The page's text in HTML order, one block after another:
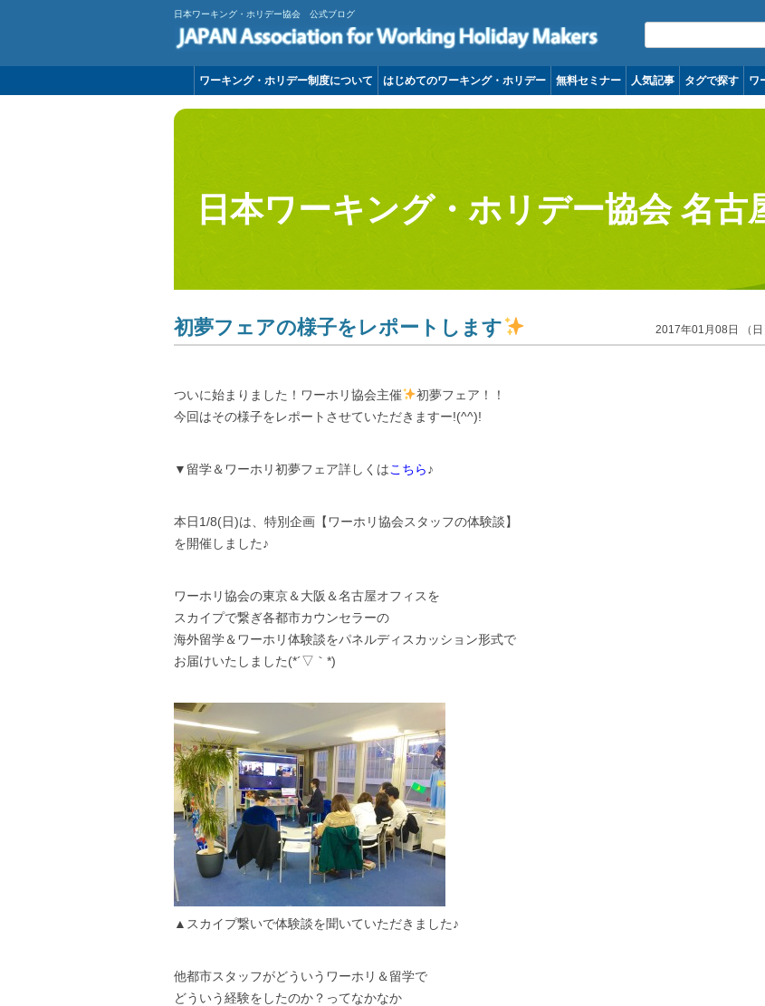
日本ワーキング・ホリデー協会 公式ブログ
コンテンツへ移動
ワーキング・ホリデー制度について はじめてのワーキング・ホリデー 無料セミナー 人気記事 タグで探す ワ
日本ワーキング・ホリデー協会 名古
初夢フェアの様子をレポートします 2017年01月08日 （日
ついに始まりました！ワーホリ協会主催
初夢フェア！！
今回はその様子をレポートさせていただきますー!(^^)!
▼留学＆ワーホリ初夢フェア詳しくはこちら♪
本日1/8(日)は、特別企画【ワーホリ協会スタッフの体験談】
を開催しました♪
ワーホリ協会の東京＆大阪＆名古屋オフィスを
スカイプで繋ぎ各都市カウンセラーの
海外留学＆ワーホリ体験談をパネルディスカッション形式で
お届けいたしました(*´▽｀*)
▲スカイプ繋いで体験談を聞いていただきました♪
他都市スタッフがどういうワーホリ＆留学で
どういう経験をしたのか？ってなかなか